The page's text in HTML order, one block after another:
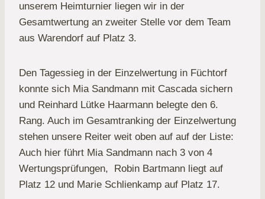
unserem Heimturnier liegen wir in der
Gesamtwertung an zweiter Stelle vor dem Team
aus Warendorf auf Platz 3.
Den Tagessieg in der Einzelwertung in Füchtorf
konnte sich Mia Sandmann mit Cascada sichern
und Reinhard Lütke Haarmann belegte den 6.
Rang. Auch im Gesamtranking der Einzelwertung
stehen unsere Reiter weit oben auf auf der Liste:
Auch hier führt Mia Sandmann nach 3 von 4
Wertungsprüfungen, Robin Bartmann liegt auf
Platz 12 und Marie Schlienkamp auf Platz 17.